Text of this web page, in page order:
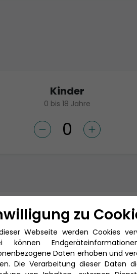
Kinder
0 bis 18 Jahre
*
zu
Webseite werden Cookies
können
Daten erhoben und
Die Verarbeitung dieser Daten